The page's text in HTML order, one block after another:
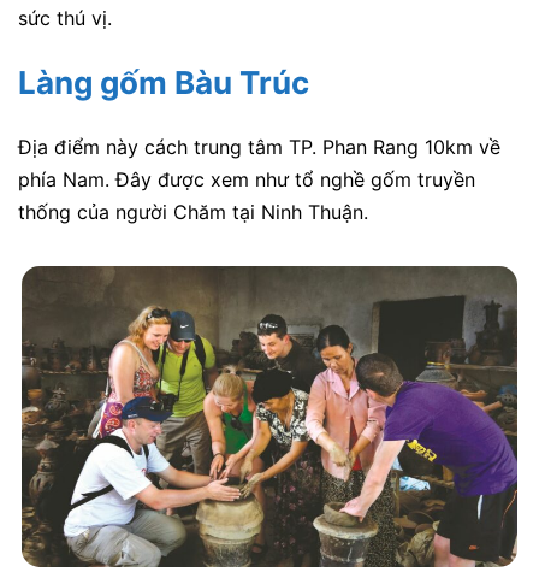
sức thú vị.
Làng gốm Bàu Trúc
Địa điểm này cách trung tâm TP. Phan Rang 10km về
phía Nam. Đây được xem như tổ nghề gốm truyền
thống của người Chăm tại Ninh Thuận.